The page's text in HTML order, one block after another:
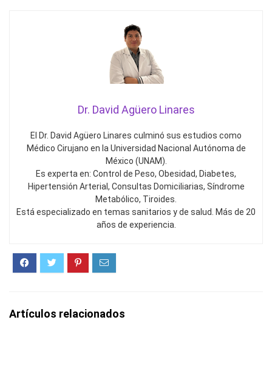
Dr. David Agüero Linares
El Dr. David Agüero Linares culminó sus estudios como
Médico Cirujano en la Universidad Nacional Autónoma de
México (UNAM).
Es experta en: Control de Peso, Obesidad, Diabetes,
Hipertensión Arterial, Consultas Domiciliarias, Síndrome
Metabólico, Tiroides.
Está especializado en temas sanitarios y de salud. Más de 20
años de experiencia.
Artículos relacionados